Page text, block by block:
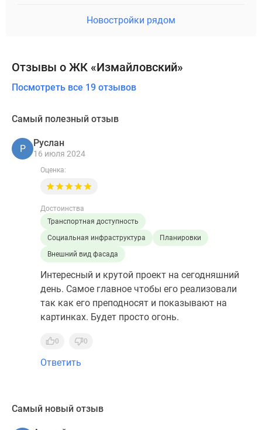
Новостройки рядом
Отзывы о ЖК «Измайловский»
Посмотреть все 19 отзывов
Самый полезный отзыв
Р
Руслан
16 июля 2024
Оценка:
Достоинства
Транспортная доступность
Социальная инфраструктура
Планировки
Внешний вид фасада
Интересный и крутой проект на сегодняшний
день. Самое главное чтобы его реализовали
так как его преподносят и показывают на
картинках. Будет просто огонь.
0 0
Ответить
Самый новый отзыв